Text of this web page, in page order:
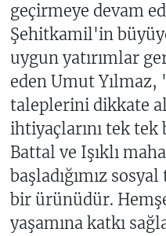
geçirmeye devam
Şehitkamil'in
uygun yatırımlar
eden Umut Yılmaz,
taleplerini dikkate
ihtiyaçlarını tek
Battal ve Işıklı
başladığımız
bir ürünüdür.
yaşamına katkı